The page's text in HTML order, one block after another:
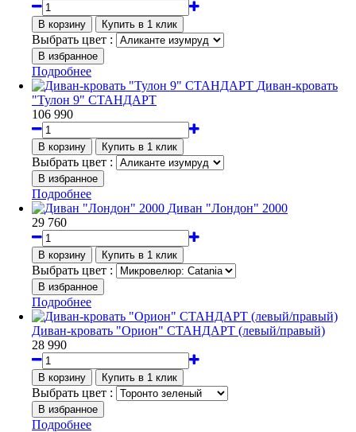
Выбрать цвет :
Подробнее
Диван-кровать
"Тулон 9" СТАНДАРТ
106 990
Выбрать цвет :
Подробнее
Диван "Лондон" 2000
29 760
Выбрать цвет :
Подробнее
Диван-кровать "Орион" СТАНДАРТ (левый/правый)
28 990
Выбрать цвет :
Подробнее